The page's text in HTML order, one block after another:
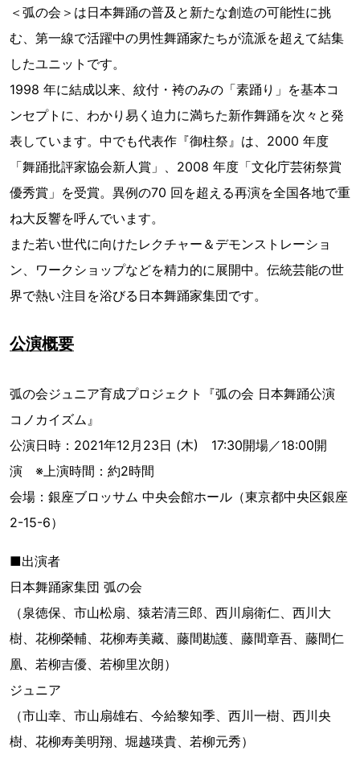
＜弧の会＞は日本舞踊の普及と新たな創造の可能性に挑
む、第一線で活躍中の男性舞踊家たちが流派を超えて結集
したユニットです。
1998 年に結成以来、紋付・袴のみの「素踊り」を基本コ
ンセプトに、わかり易く迫力に満ちた新作舞踊を次々と発
表しています。中でも代表作『御柱祭』は、2000 年度
「舞踊批評家協会新人賞」、2008 年度「文化庁芸術祭賞
優秀賞」を受賞。異例の70 回を超える再演を全国各地で重
ね大反響を呼んでいます。
また若い世代に向けたレクチャー＆デモンストレーショ
ン、ワークショップなどを精力的に展開中。伝統芸能の世
界で熱い注目を浴びる日本舞踊家集団です。
公演概要
弧の会ジュニア育成プロジェクト『弧の会 日本舞踊公演
コノカイズム』
公演日時：2021年12月23日 (木) 17:30開場／18:00開
演 ※上演時間：約2時間
会場：銀座ブロッサム 中央会館ホール（東京都中央区銀座
2-15-6）
■出演者
日本舞踊家集団 弧の会
（泉徳保、市山松扇、猿若清三郎、西川扇衛仁、西川大
樹、花柳榮輔、花柳寿美藏、藤間勘護、藤間章吾、藤間仁
凰、若柳吉優、若柳里次朗）
ジュニア
（市山幸、市山扇雄右、今給黎知季、西川一樹、西川央
樹、花柳寿美明翔、堀越瑛貴、若柳元秀）